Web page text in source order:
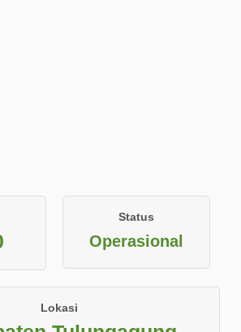
Status
Operasional
Lokasi